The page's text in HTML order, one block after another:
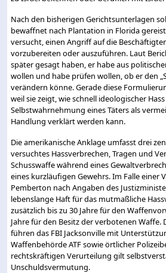
Nach den bisherigen Gerichtsunterlagen
bewaffnet nach Plantation in Florida
versucht, einen Angriff auf die
vorzubereiten oder auszuführen. Laut
später gesagt haben, er habe aus
wollen und habe prüfen wollen, ob er den
verändern könne. Gerade diese
weil sie zeigt, wie schnell ideologischer
Selbstwahrnehmung eines Täters als
Handlung verklärt werden kann.
Die amerikanische Anklage umfasst drei
versuchtes Hassverbrechen, Tragen und
Schusswaffe während eines
eines kurzläufigen Gewehrs. Im Falle einer
Pemberton nach Angaben des
lebenslange Haft für das mutmaßliche
zusätzlich bis zu 30 Jahre für den
Jahre für den Besitz der verbotenen Waffe.
führen das FBI Jacksonville mit
Waffenbehörde ATF sowie örtlicher
rechtskräftigen Verurteilung gilt
Unschuldsvermutung.